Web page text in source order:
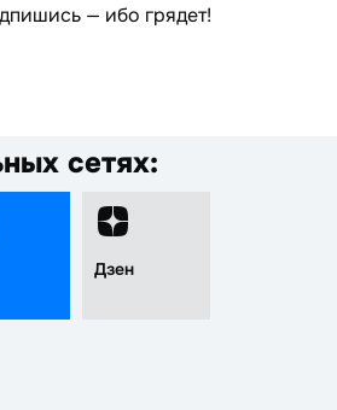
— ибо грядет!
сетях:
Дзен